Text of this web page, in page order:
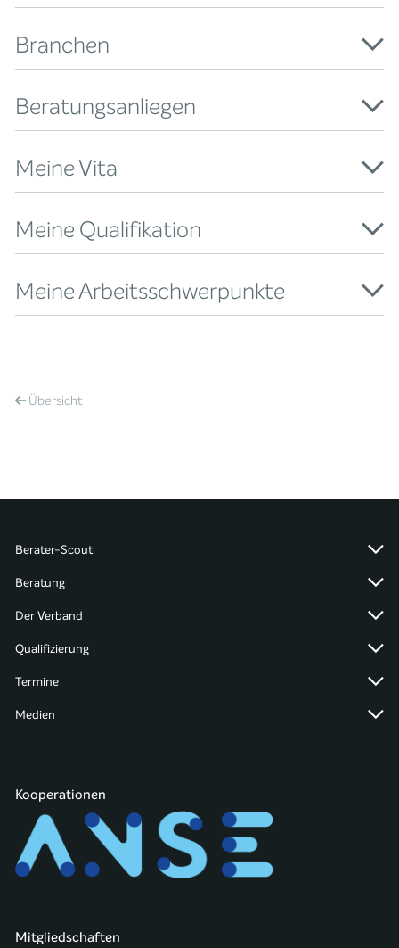
Branchen
Beratungsanliegen
Meine Vita
Meine Qualifikation
Meine Arbeitsschwerpunkte
Übersicht
Berater-Scout
Beratung
Der Verband
Qualifizierung
Termine
Medien
Kooperationen
Mitgliedschaften